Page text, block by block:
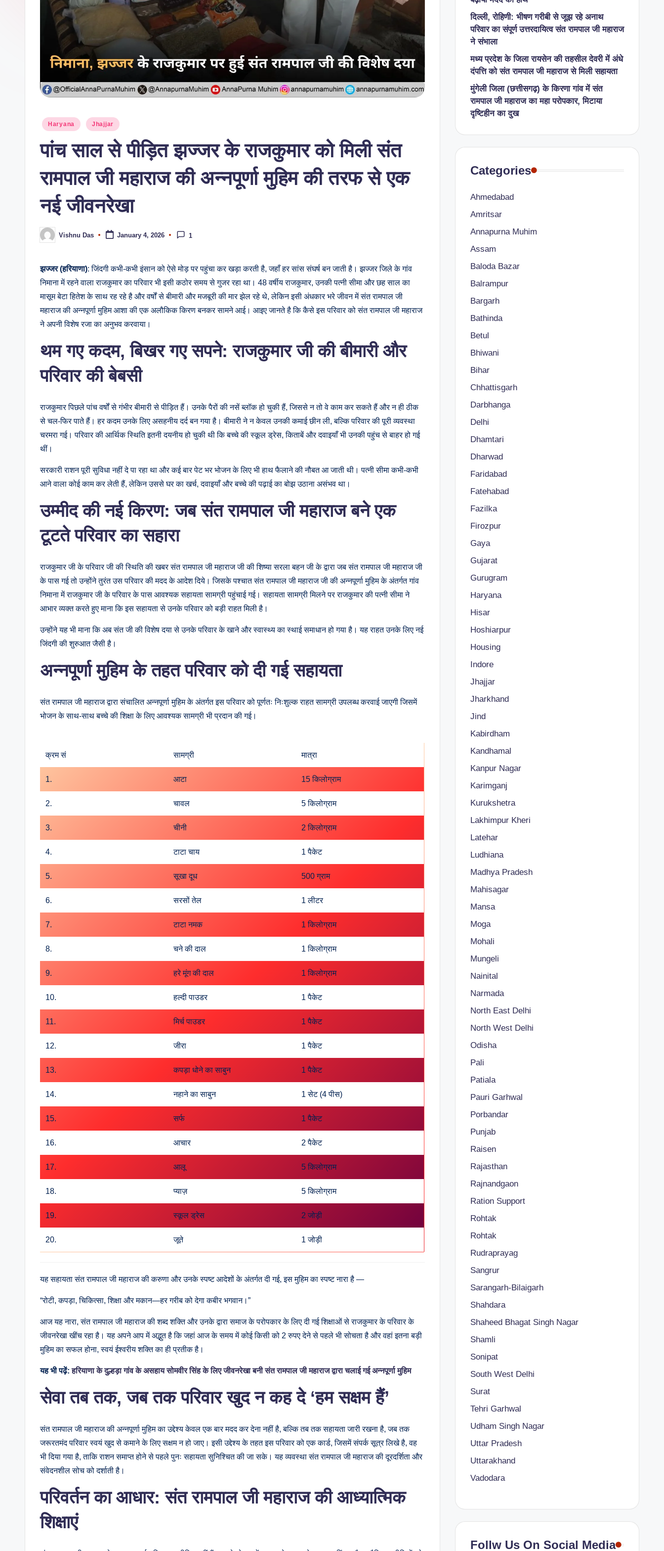
Haryana Jhajjar
पांच साल से पीड़ित झज्जर के राजकुमार को मिली संत
रामपाल जी महाराज की अन्नपूर्णा मुहिम की तरफ से एक
नई जीवनरेखा
Vishnu Das January 4, 2026 1
झज्जर (हरियाणा): जिंदगी कभी-कभी इंसान को ऐसे मोड़ पर पहुंचा कर खड़ा करती है, जहाँ हर सांस संघर्ष बन जाती है। झज्जर जिले के गांव
निमाना में रहने वाला राजकुमार का परिवार भी इसी कठोर समय से गुजर रहा था। 48 वर्षीय राजकुमार, उनकी पत्नी सीमा और छह साल का
मासूम बेटा हितेश के साथ रह रहे है और वर्षों से बीमारी और मजबूरी की मार झेल रहे थे, लेकिन इसी अंधकार भरे जीवन में संत रामपाल जी
महाराज की अन्नपूर्णा मुहिम आशा की एक अलौकिक किरण बनकर सामने आई। आइए जानते है कि कैसे इस परिवार को संत रामपाल जी महाराज
ने अपनी विशेष रजा का अनुभव करवाया।
थम गए कदम, बिखर गए सपने: राजकुमार जी की बीमारी और
परिवार की बेबसी
राजकुमार पिछले पांच वर्षों से गंभीर बीमारी से पीड़ित हैं। उनके पैरों की नसें ब्लॉक हो चुकी हैं, जिससे न तो वे काम कर सकते हैं और न ही ठीक
से चल-फिर पाते हैं। हर कदम उनके लिए असहनीय दर्द बन गया है। बीमारी ने न केवल उनकी कमाई छीन ली, बल्कि परिवार की पूरी व्यवस्था
चरमरा गई। परिवार की आर्थिक स्थिति इतनी दयनीय हो चुकी थी कि बच्चे की स्कूल ड्रेस, किताबें और दवाइयाँ भी उनकी पहुंच से बाहर हो गई
थीं।
सरकारी राशन पूरी सुविधा नहीं दे पा रहा था और कई बार पेट भर भोजन के लिए भी हाथ फैलाने की नौबत आ जाती थी। पत्नी सीमा कभी-कभी
आने वाला कोई काम कर लेती हैं, लेकिन उससे घर का खर्च, दवाइयाँ और बच्चे की पढ़ाई का बोझ उठाना असंभव था।
उम्मीद की नई किरण: जब संत रामपाल जी महाराज बने एक
टूटते परिवार का सहारा
राजकुमार जी के परिवार जी की स्थिति की खबर संत रामपाल जी महाराज जी की शिष्या सरला बहन जी के द्वारा जब संत रामपाल जी महाराज जी
के पास गई तो उन्होंने तुरंत उस परिवार की मदद के आदेश दिये। जिसके पश्चात संत रामपाल जी महाराज जी की अन्नपूर्णा मुहिम के अंतर्गत गांव
निमाना में राजकुमार जी के परिवार के पास आवश्यक सहायता सामग्री पहुंचाई गई। सहायता सामग्री मिलने पर राजकुमार की पत्नी सीमा ने
आभार व्यक्त करते हुए माना कि इस सहायता से उनके परिवार को बड़ी राहत मिली है।
उन्होंने यह भी माना कि अब संत जी की विशेष दया से उनके परिवार के खाने और स्वास्थ्य का स्थाई समाधान हो गया है। यह राहत उनके लिए नई
जिंदगी की शुरुआत जैसी है।
अन्नपूर्णा मुहिम के तहत परिवार को दी गई सहायता
संत रामपाल जी महाराज द्वारा संचालित अन्नपूर्णा मुहिम के अंतर्गत इस परिवार को पूर्णतः निःशुल्क राहत सामग्री उपलब्ध करवाई जाएगी जिसमें
भोजन के साथ-साथ बच्चे की शिक्षा के लिए आवश्यक सामग्री भी प्रदान की गई।
क्रम सं सामग्री मात्रा
1. आटा 15 किलोग्राम
2. चावल 5 किलोग्राम
3. चीनी 2 किलोग्राम
4. टाटा चाय 1 पैकेट
5. सूखा दूध 500 ग्राम
6. सरसों तेल 1 लीटर
7. टाटा नमक 1 किलोग्राम
8. चने की दाल 1 किलोग्राम
9. हरे मूंग की दाल 1 किलोग्राम
10. हल्दी पाउडर 1 पैकेट
11. मिर्च पाउडर 1 पैकेट
12. जीरा 1 पैकेट
13. कपड़ा धोने का साबुन 1 पैकेट
14. नहाने का साबुन 1 सेट (4 पीस)
15. सर्फ 1 पैकेट
16. आचार 2 पैकेट
17. आलू 5 किलोग्राम
18. प्याज़ 5 किलोग्राम
19. स्कूल ड्रेस 2 जोड़ी
20. जूते 1 जोड़ी
यह सहायता संत रामपाल जी महाराज की करुणा और उनके स्पष्ट आदेशों के अंतर्गत दी गई, इस मुहिम का स्पष्ट नारा है —
“रोटी, कपड़ा, चिकित्सा, शिक्षा और मकान—हर गरीब को देगा कबीर भगवान।”
आज यह नारा, संत रामपाल जी महाराज की शब्द शक्ति और उनके द्वारा समाज के परोपकार के लिए दी गई शिक्षाओं से राजकुमार के परिवार के
जीवनरेखा खींच रहा है। यह अपने आप में अद्भुत है कि जहां आज के समय में कोई किसी को 2 रुपए देने से पहले भी सोचता है और वहां इतना बड़ी
मुहिम का सफल होना, स्वयं ईश्वरीय शक्ति का ही प्रतीक है।
यह भी पढ़ें:हरियाणा के दुल्हड़ा गांव के असहाय सोमवीर सिंह के लिए जीवनरेखा बनी संत रामपाल जी महाराज द्वारा चलाई गई अन्नपूर्णा मुहिम
सेवा तब तक, जब तक परिवार खुद न कह दे ‘हम सक्षम हैं’
संत रामपाल जी महाराज की अन्नपूर्णा मुहिम का उद्देश्य केवल एक बार मदद कर देना नहीं है, बल्कि तब तक सहायता जारी रखना है, जब तक
जरूरतमंद परिवार स्वयं खुद से कमाने के लिए सक्षम न हो जाए। इसी उद्देश्य के तहत इस परिवार को एक कार्ड, जिसमें संपर्क सूत्र लिखे है, वह
भी दिया गया है, ताकि राशन समाप्त होने से पहले पुनः सहायता सुनिश्चित की जा सके। यह व्यवस्था संत रामपाल जी महाराज की दूरदर्शिता और
संवेदनशील सोच को दर्शाती है।
परिवर्तन का आधार: संत रामपाल जी महाराज की आध्यात्मिक
शिक्षाएं
दिल्ली, रोहिणी: भीषण गरीबी से जूझ रहे अनाथ
परिवार का संपूर्ण उत्तरदायित्व संत रामपाल जी महाराज
ने संभाला
मध्य प्रदेश के जिला रायसेन की तहसील देवरी में अंधे
दंपत्ति को संत रामपाल जी महाराज से मिली सहायता
​मुंगेली जिला (छत्तीसगढ़) के किरणा गांव में संत
रामपाल जी महाराज का महा परोपकार, मिटाया
दृष्टिहीन का दुख
Categories
Ahmedabad
Amritsar
Annapurna Muhim
Assam
Baloda Bazar
Balrampur
Bargarh
Bathinda
Betul
Bhiwani
Bihar
Chhattisgarh
Darbhanga
Delhi
Dhamtari
Dharwad
Faridabad
Fatehabad
Fazilka
Firozpur
Gaya
Gujarat
Gurugram
Haryana
Hisar
Hoshiarpur
Housing
Indore
Jhajjar
Jharkhand
Jind
Kabirdham
Kandhamal
Kanpur Nagar
Karimganj
Kurukshetra
Lakhimpur Kheri
Latehar
Ludhiana
Madhya Pradesh
Mahisagar
Mansa
Moga
Mohali
Mungeli
Nainital
Narmada
North East Delhi
North West Delhi
Odisha
Pali
Patiala
Pauri Garhwal
Porbandar
Punjab
Raisen
Rajasthan
Rajnandgaon
Ration Support
Rohtak
Rohtak
Rudraprayag
Sangrur
Sarangarh-Bilaigarh
Shahdara
Shaheed Bhagat Singh Nagar
Shamli
Sonipat
South West Delhi
Surat
Tehri Garhwal
Udham Singh Nagar
Uttar Pradesh
Uttarakhand
Vadodara
Follw Us On Social Media